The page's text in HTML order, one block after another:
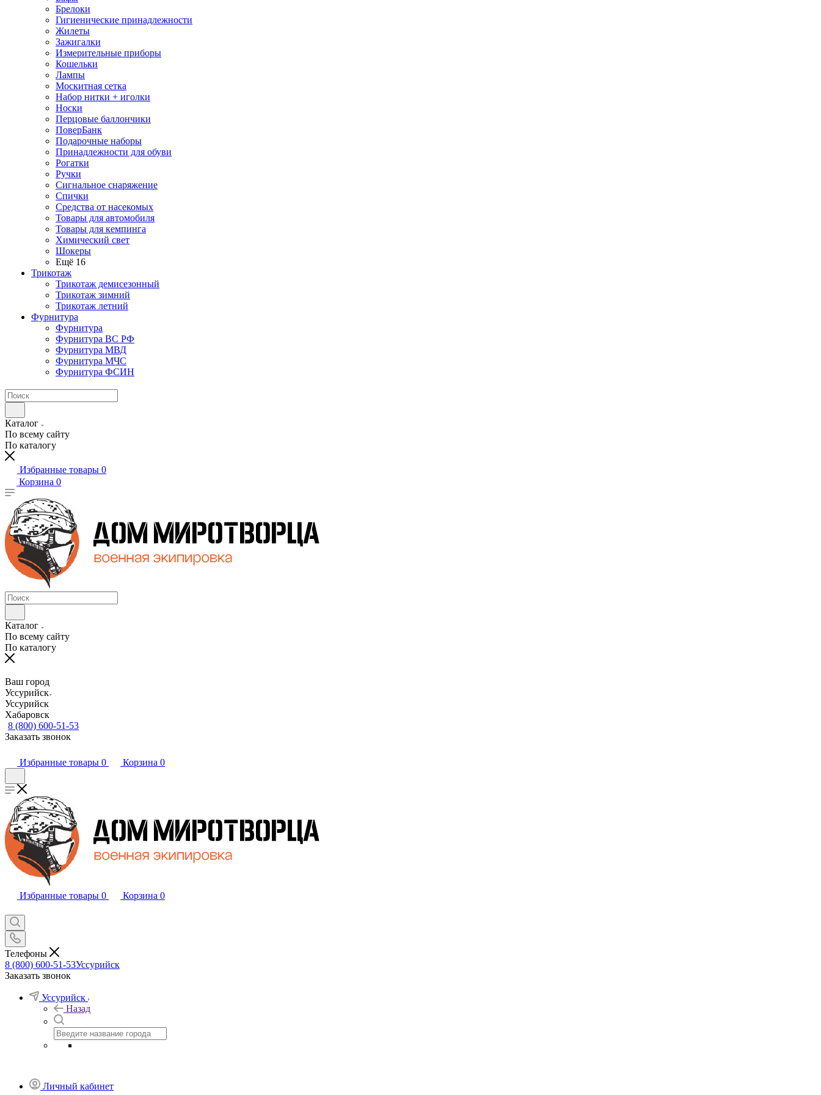
Брелоки
Гигиенические принадлежности
Жилеты
Зажигалки
Измерительные приборы
Кошельки
Лампы
Москитная сетка
Набор нитки + иголки
Носки
Перцовые баллончики
ПоверБанк
Подарочные наборы
Принадлежности для обуви
Рогатки
Ручки
Сигнальное снаряжение
Спички
Средства от насекомых
Товары для автомобиля
Товары для кемпинга
Химический свет
Шокеры
Ещё 16
Трикотаж
Трикотаж демисезонный
Трикотаж зимний
Трикотаж летний
Фурнитура
Фурнитура
Фурнитура ВС РФ
Фурнитура МВД
Фурнитура МЧС
Фурнитура ФСИН
Каталог
По всему сайту
По каталогу
Избранные товары 0
Корзина 0
Каталог
По всему сайту
По каталогу
Ваш город
Уссурийск
Уссурийск
Хабаровск
8 (800) 600-51-53
Заказать звонок
Избранные товары 0 Корзина 0
Избранные товары 0 Корзина 0
Телефоны
8 (800) 600-51-53Уссурийск
Заказать звонок
Уссурийск
Назад
Личный кабинет